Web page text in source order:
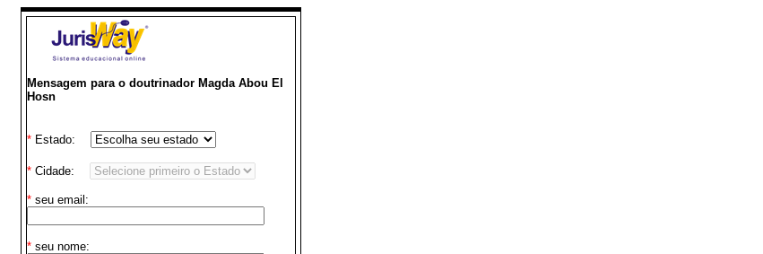
Mensagem para o doutrinador Magda Abou El
Hosn
*Estado:
*Cidade:
*seu email:
*seu nome: